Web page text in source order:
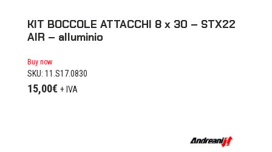
KIT BOCCOLE ATTACCHI 8 x 30 – STX22
AIR – alluminio
Buy now
SKU: 11.S17.0830
15,00€ + IVA